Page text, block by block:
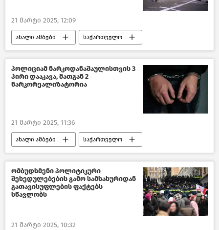
21 მარტი 2025, 12:09
ახალი ამბები საქართველო
ტურიზმი საქართველოში ტურიზმი
ტურიზმის ეროვნული ადმინისტრაცია
არაბთა გაერთიანებული საამიროები
პოლიციამ ნარკოდანაშაულისთვის 3
პირი დააკავა, მათგან 2
ნარკორეალიზატორია
21 მარტი 2025, 11:36
ახალი ამბები საქართველო
საქართველოს შინაგან საქმეთა სამინისტრო
ბრძოლა ნარკოდანაშაულთან
ომბუდსმენი პოლიტიკური
შეხედულებების გამო სამსახურიდან
გათავისუფლების ფაქტებს
სწავლობს
21 მარტი 2025, 10:32